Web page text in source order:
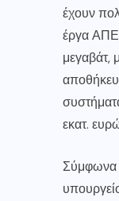
έχουν
έργα ΑΠΕ
μεγαβάτ,
εκατ.
Σύμφωνα